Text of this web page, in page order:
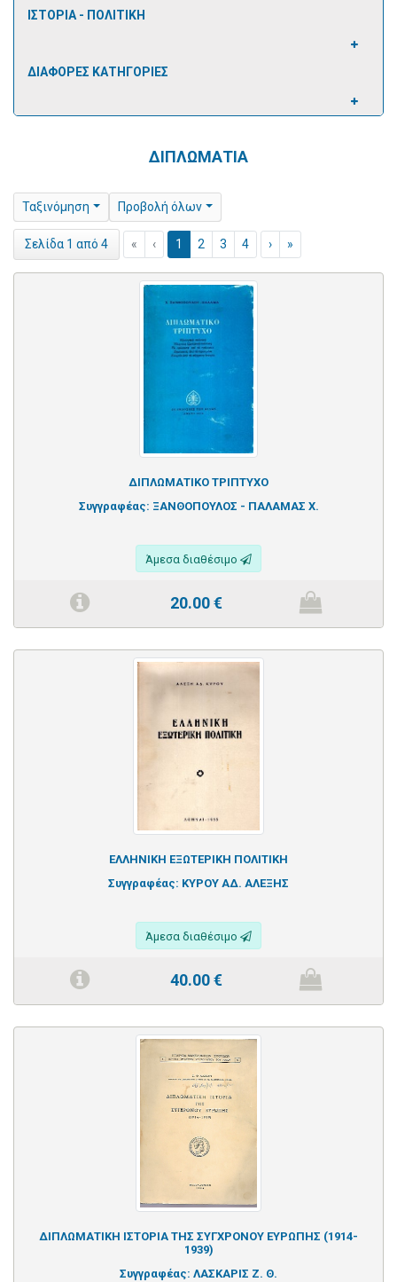
ΙΣΤΟΡΙΑ - ΠΟΛΙΤΙΚΗ
ΔΙΑΦΟΡΕΣ ΚΑΤΗΓΟΡΙΕΣ
ΔΙΠΛΩΜΑΤΙΑ
Ταξινόμηση Προβολή όλων
Σελίδα 1 από 4 « ‹ 1 2 3 4 › »
ΔΙΠΛΩΜΑΤΙΚΟ ΤΡΙΠΤΥΧΟ
Συγγραφέας: ΞΑΝΘΟΠΟΥΛΟΣ - ΠΑΛΑΜΑΣ Χ.
Άμεσα διαθέσιμο
20.00€
ΕΛΛΗΝΙΚΗ ΕΞΩΤΕΡΙΚΗ ΠΟΛΙΤΙΚΗ
Συγγραφέας: ΚΥΡΟΥ ΑΔ. ΑΛΕΞΗΣ
Άμεσα διαθέσιμο
40.00€
ΔΙΠΛΩΜΑΤΙΚΗ ΙΣΤΟΡΙΑ ΤΗΣ ΣΥΓΧΡΟΝΟΥ ΕΥΡΩΠΗΣ (1914-
1939)
Συγγραφέας: ΛΑΣΚΑΡΙΣ Ζ. Θ.